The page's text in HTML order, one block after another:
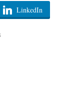
LinkedIn